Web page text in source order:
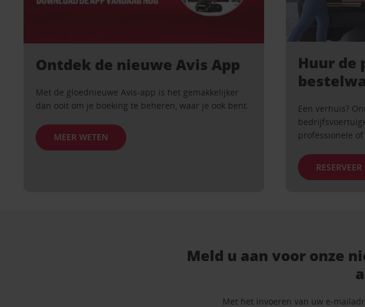
Ontdek de nieuwe Avis App
Met de gloednieuwe Avis-app is het gemakkelijker
dan ooit om je boeking te beheren, waar je ook bent.
MEER WETEN
Huur de
Een verhuis?
professionele
Meld u aan voor onze
Met het invoeren van uw e-